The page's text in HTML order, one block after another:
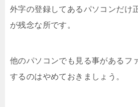
外字の登録してあるパソコンだけ
が残念な所です。
他のパソコンでも見る事があるフ
するのはやめておきましょう。